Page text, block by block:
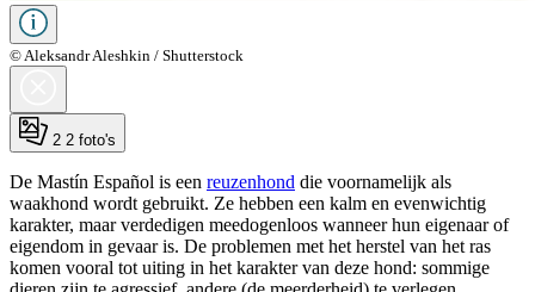
© Aleksandr Aleshkin / Shutterstock
2 2 foto's
De Mastín Español is een reuzenhond die voornamelijk als
waakhond wordt gebruikt. Ze hebben een kalm en evenwichtig
karakter, maar verdedigen meedogenloos wanneer hun eigenaar of
eigendom in gevaar is. De problemen met het herstel van het ras
komen vooral tot uiting in het karakter van deze hond: sommige